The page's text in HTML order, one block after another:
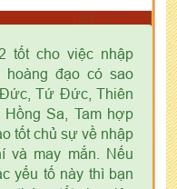
tốt cho việc nhập
đạo có sao
Tứ Đức, Thiên
Sa, Tam hợp
tốt chủ sự về nhập
và may mắn. Nếu
yếu tố này thì bạn